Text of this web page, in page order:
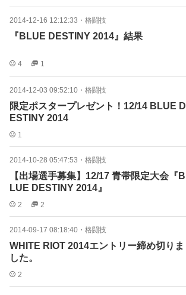
2014-12-16 12:12:33 ・ 格闘技
『BLUE DESTINY 2014』結果
4 1
2014-12-03 09:52:10 ・ 格闘技
限定ポスタープレゼント！12/14 BLUE D
ESTINY 2014
1
2014-10-28 05:47:53 ・ 格闘技
【出場選手募集】12/17 青帯限定大会『B
LUE DESTINY 2014』
2 2
2014-09-17 08:18:40 ・ 格闘技
WHITE RIOT 2014エントリー締め切りま
した。
2